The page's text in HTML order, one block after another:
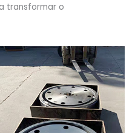
transformar o